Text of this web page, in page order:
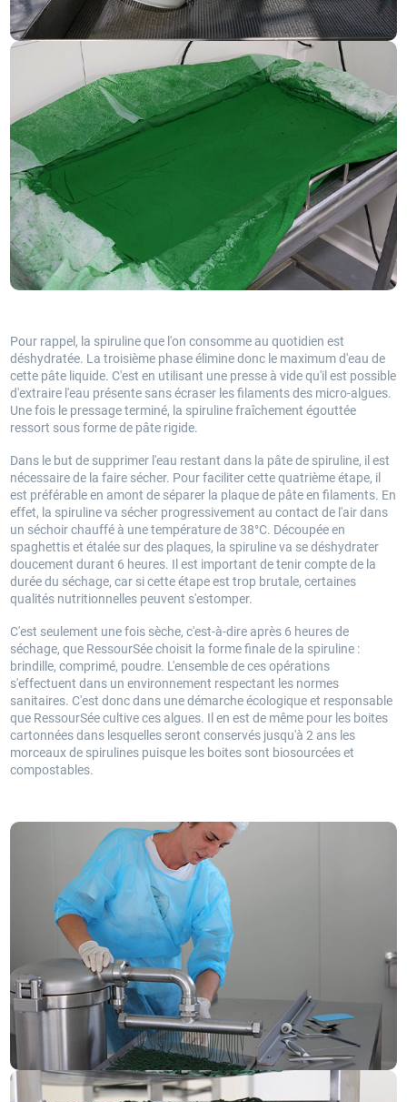
Pour rappel, la spiruline que l'on consomme au quotidien est
déshydratée. La troisième phase élimine donc le maximum d'eau de
cette pâte liquide. C'est en utilisant une presse à vide qu'il est possible
d'extraire l'eau présente sans écraser les filaments des micro-algues.
Une fois le pressage terminé, la spiruline fraîchement égouttée
ressort sous forme de pâte rigide.
Dans le but de supprimer l'eau restant dans la pâte de spiruline, il est
nécessaire de la faire sécher. Pour faciliter cette quatrième étape, il
est préférable en amont de séparer la plaque de pâte en filaments. En
effet, la spiruline va sécher progressivement au contact de l'air dans
un séchoir chauffé à une température de 38°C. Découpée en
spaghettis et étalée sur des plaques, la spiruline va se déshydrater
doucement durant 6 heures. Il est important de tenir compte de la
durée du séchage, car si cette étape est trop brutale, certaines
qualités nutritionnelles peuvent s'estomper.
C'est seulement une fois sèche, c'est-à-dire après 6 heures de
séchage, que RessourSée choisit la forme finale de la spiruline :
brindille, comprimé, poudre. L'ensemble de ces opérations
s'effectuent dans un environnement respectant les normes
sanitaires. C'est donc dans une démarche écologique et responsable
que RessourSée cultive ces algues. Il en est de même pour les boites
cartonnées dans lesquelles seront conservés jusqu'à 2 ans les
morceaux de spirulines puisque les boites sont biosourcées et
compostables.